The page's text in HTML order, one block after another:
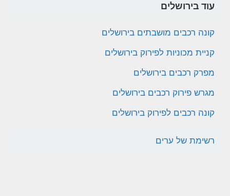
עוד בירושלים
קונה רכבים מושבתים בירושלים
קניית מכוניות לפירוק בירושלים
מפרק רכבים בירושלים
מגרש פירוק רכבים בירושלים
קונה רכבים לפירוק בירושלים
רשימת של ערים